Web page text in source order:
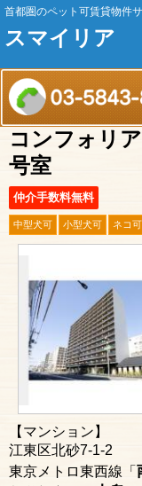
首都圏のペット可賃貸物件
スマイリア
コンフォリ
号室
仲介手数料無料
中型犬可 小型犬可 ネコ可
【マンション】
江東区北砂7-1-2
東京メトロ東西線「